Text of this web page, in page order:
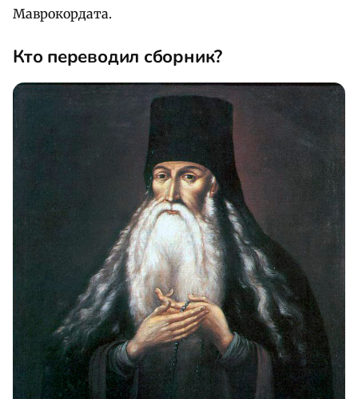
Маврокордата.
Кто переводил сборник?